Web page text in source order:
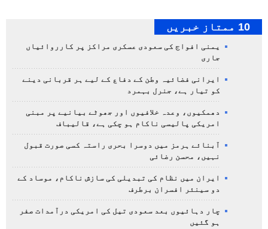
10 ممتاز خبریں
یمنی افواج کی سعودی عسکری مراکز پر کارروائیاں
جاری
ایرانی فضائیہ وطن کے دفاع کے لیے ہر قربانی دینے
کو تیار ہے، جنرل بہمرد
دھمکیوں، وعدہ خلافیوں اور جھوٹے بیانیے پر مبنی
امریکی پالیسی ناکام ہو چکی ہے، قالیباف
آبنائے ہرمز میں دوسرا بحری راستہ کسی صورت قبول
نہیں، محسن رضائی
ایران میں نظام کی تبدیلی کی سازش ناکام، موساد کے
دو سینئر افسران برطرف
چار دہائیوں بعد سعودی تیل کی امریکی درآمدات صفر
ہو گئیں